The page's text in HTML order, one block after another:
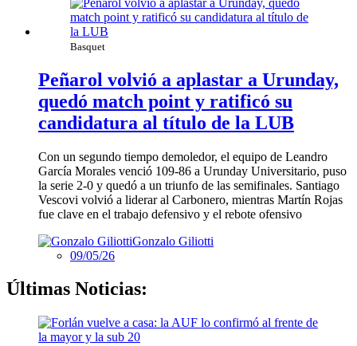
Basquet
Peñarol volvió a aplastar a Urunday,
quedó match point y ratificó su
candidatura al título de la LUB
Con un segundo tiempo demoledor, el equipo de Leandro
García Morales venció 109-86 a Urunday Universitario, puso
la serie 2-0 y quedó a un triunfo de las semifinales. Santiago
Vescovi volvió a liderar al Carbonero, mientras Martín Rojas
fue clave en el trabajo defensivo y el rebote ofensivo
Gonzalo Giliotti
09/05/26
Últimas Noticias: